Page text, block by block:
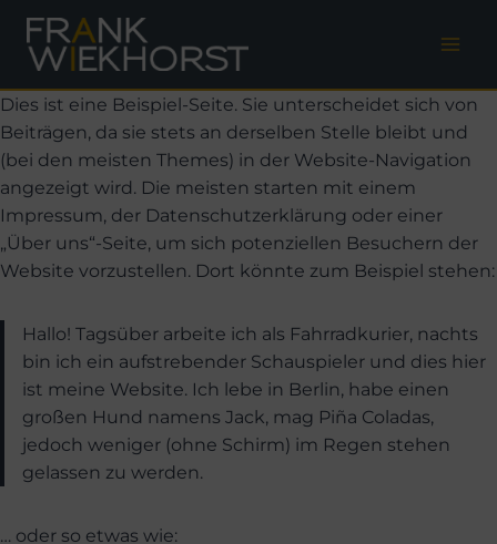
Zum
Inhalt
springen
Dies ist eine Beispiel-Seite. Sie unterscheidet sich von
Beiträgen, da sie stets an derselben Stelle bleibt und
(bei den meisten Themes) in der Website-Navigation
angezeigt wird. Die meisten starten mit einem
Impressum, der Datenschutzerklärung oder einer
„Über uns“-Seite, um sich potenziellen Besuchern der
Website vorzustellen. Dort könnte zum Beispiel stehen:
Hallo! Tagsüber arbeite ich als Fahrradkurier, nachts
bin ich ein aufstrebender Schauspieler und dies hier
ist meine Website. Ich lebe in Berlin, habe einen
großen Hund namens Jack, mag Piña Coladas,
jedoch weniger (ohne Schirm) im Regen stehen
gelassen zu werden.
… oder so etwas wie: